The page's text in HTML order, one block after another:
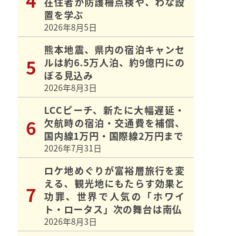
置を学ぶ
2026年8月5日
熊本地震、県内の宿泊キャンセ
ルは約6.5万人泊、約9億円にの
ぼる見込み
2026年8月3日
LCCピーチ、新たに大幅遅延・
欠航時の宿泊・交通費を補償、
国内線1万円・国際線2万円まで
2026年7月31日
ロケ地めぐりが富裕層旅行を変
える、観光地にもたらす効果と
功罪、世界で人気の「ホワイ
ト・ロータス」次の舞台は南仏
2026年8月3日